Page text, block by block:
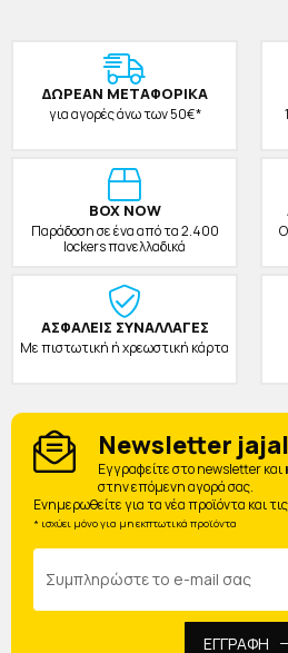
ΔΩΡΕAΝ ΜΕΤΑΦΟΡΙΚΑ
για αγορές άνω των 50€*
BOX NOW
Παράδοση σε ένα από τα 2.400
lockers πανελλαδικά
ΑΣΦΑΛΕΙΣ ΣΥΝΑΛΛΑΓΕΣ
Με πιστωτική ή χρεωστική κάρτα
Newsletter
Eγγραφείτε στο newsletter και
στην επόμενη αγορά σας.
Ενημερωθείτε για τα νέα προϊόντα και
* ισχύει μόνο για μη εκπτωτικά προϊόντα
ΕΓΓΡΑΦΗ